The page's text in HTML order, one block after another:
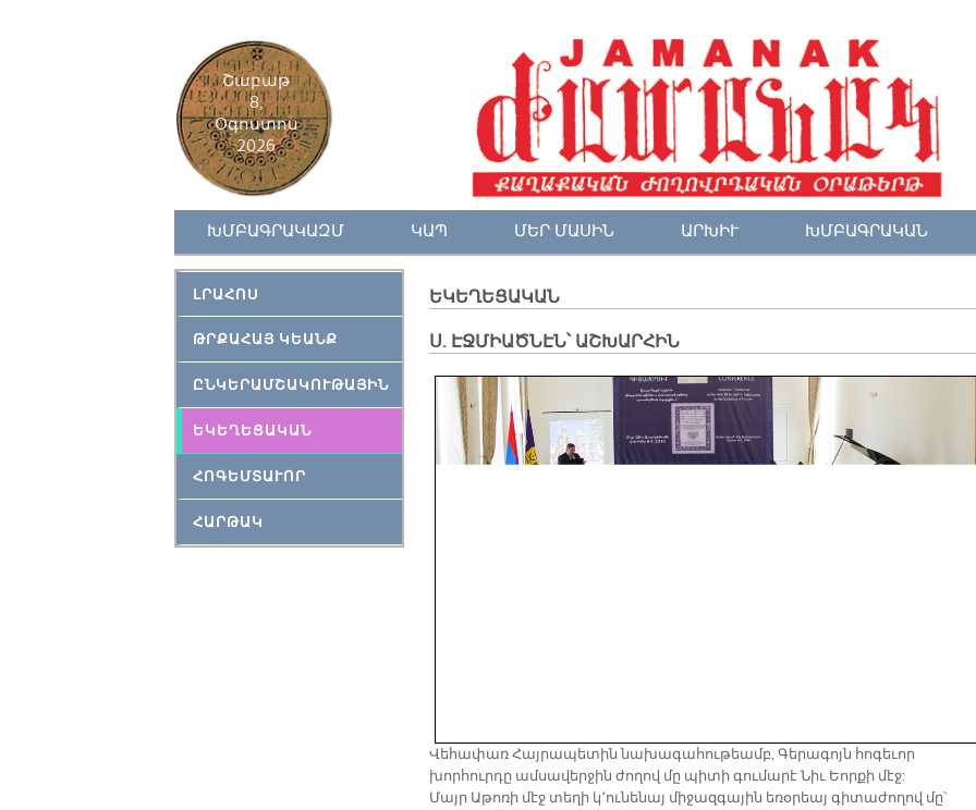
Շաբաթ
8,
Օգոստոս
2026
ԽՄԲԱԳՐԱԿԱԶՄ ԿԱՊ ՄԵՐ ՄԱՍԻՆ ԱՐԽԻՒ ԽՄԲԱԳՐԱԿԱՆ
ԼՐԱՀՈՍ
ԹՐՔԱՀԱՅ ԿԵԱՆՔ
ԸՆԿԵՐԱՄՇԱԿՈՒԹԱՅԻՆ
ԵԿԵՂԵՑԱԿԱՆ
ՀՈԳԵՄՏԱՒՈՐ
ՀԱՐԹԱԿ
ԵԿԵՂԵՑԱԿԱՆ
Ս. ԷՋՄԻԱԾՆԷՆ՝ ԱՇԽԱՐՀԻՆ
Վեհափառ Հայրապետին նախագահութեամբ, Գերագոյն հոգեւոր
խորհուրդը ամսավերջին ժողով մը պիտի գումարէ Նիւ Եորքի մէջ:
Մայր Աթոռի մէջ տեղի կ՚ունենայ միջազգային եռօրեայ գիտաժողով մը՝